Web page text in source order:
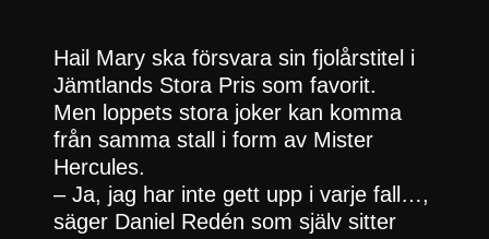
Hail Mary ska försvara sin fjolårstitel i
Jämtlands Stora Pris som favorit.
Men loppets stora joker kan komma
från samma stall i form av Mister
Hercules.
– Ja, jag har inte gett upp i varje fall…,
säger Daniel Redén som själv sitter